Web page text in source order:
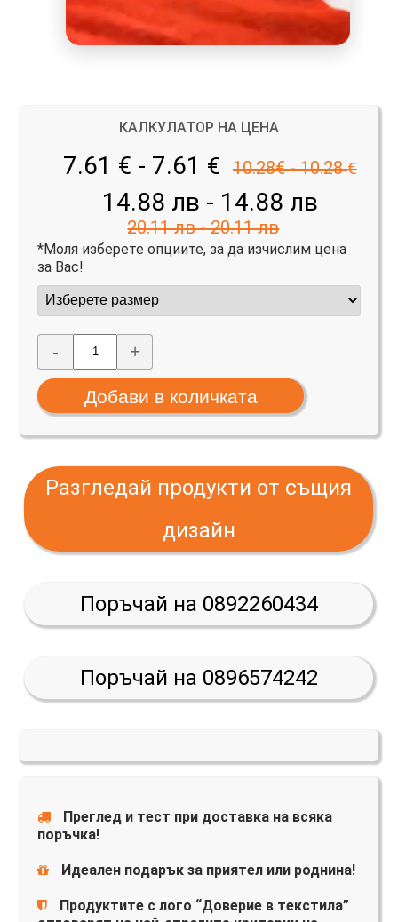
КАЛКУЛАТОР НА ЦЕНА
7.61 € - 7.61 € 10.28€ - 10.28 €
14.88 лв - 14.88 лв
20.11 лв - 20.11 лв
*Моля изберете опциите, за да изчислим цена
за Вас!
- +
Разгледай продукти от същия
дизайн
Поръчай на 0892260434
Поръчай на 0896574242
Преглед и тест при доставка на всяка
поръчка!
Идеален подарък за приятел или роднина!
Продуктите с лого “Доверие в текстила”